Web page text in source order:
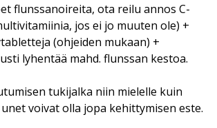
flunssanoireita, ota reilu annos C-
jos ei jo muuten ole) +
(ohjeiden mukaan) +
lyhentää mahd. flunssan kestoa.
tukijalka niin mielelle kuin
voivat olla jopa kehittymisen este.